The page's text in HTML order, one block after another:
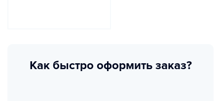
Как быстро оформить заказ?